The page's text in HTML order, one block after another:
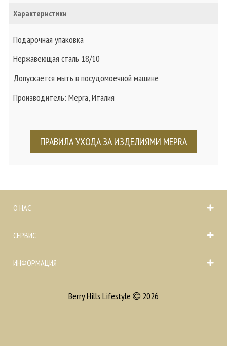
Характеристики
Подарочная упаковка
Нержавеющая сталь 18/10
Допускается мыть в посудомоечной машине
Производитель: Mepra, Италия
ПРАВИЛА УХОДА ЗА ИЗДЕЛИЯМИ MEPRA
О НАС
СЕРВИС
ИНФОРМАЦИЯ
Berry Hills Lifestyle 2026